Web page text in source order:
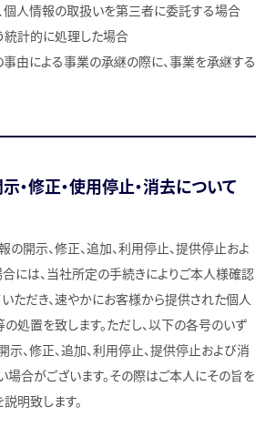
個人情報の取扱いを第三者に委託する場合
統計的に処理した場合
事由による事業の承継の際に、事業を承継する
・修正・使用停止・消去について
の開示、修正、追加、利用停止、提供停止およ
には、当社所定の手続きによりご本人様確認
ただき、速やかにお客様から提供された個人
処置を致します。ただし、以下の各号のいず
、修正、追加、利用停止、提供停止および消
場合がございます。その際はご本人にその旨を
明致します。